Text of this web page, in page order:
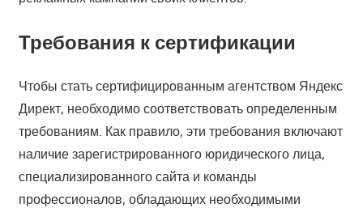
Требования к сертификации
Чтобы стать сертифицированным агентством Яндекс
Директ, необходимо соответствовать определенным
требованиям. Как правило, эти требования включают
наличие зарегистрированного юридического лица,
специализированного сайта и команды
профессионалов, обладающих необходимыми